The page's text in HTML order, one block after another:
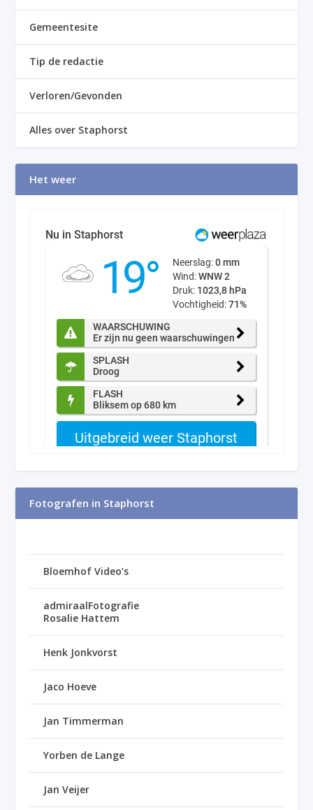
Gemeentesite
Tip de redactie
Verloren/Gevonden
Alles over Staphorst
Het weer
Fotografen in Staphorst
Bloemhof Video’s
admiraalFotografie
Rosalie Hattem
Henk Jonkvorst
Jaco Hoeve
Jan Timmerman
Yorben de Lange
Jan Veijer